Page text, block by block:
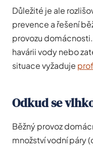
Důležité je ale
prevence a řešení
provozu
havárii vody nebo
situace vyžaduje
Odkud se
Běžný provoz
množství vodní páry